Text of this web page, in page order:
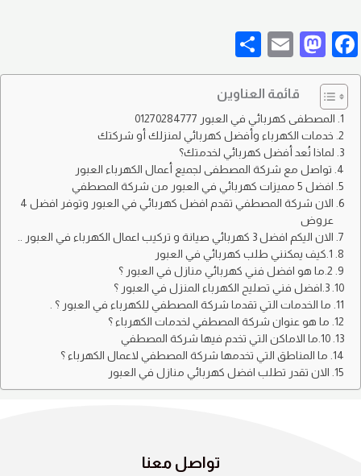
Facebook
Mastodon
Email
قائمة العناوين
المصطفى كهربائي في العبور 01270284777
خدمات الكهرباء وأفضل كهربائي لمنزلك أو شركتك
لماذا نُعد أفضل كهربائي لخدمتك؟
تواصل مع شركة المصطفى لجميع أعمال الكهرباء العبور
افضل 5 مميزات كهربائي في العبور من شركة المصطفي
الان شركة المصطفي تقدم افضل كهربائي في العبور وتوفر افضل 4
عروض
الان اليكم افضل 3 كهربائي صيانة و تركيب اعمال الكهرباء في العبور ..
1.كيف يمكنني طلب كهربائي في العبور
2.ما هو افضل فني كهربائي منازل في العبور ؟
3.افضل فني تصليح الكهرباء المنزل في العبور ؟
ما الخدمات التي تقدما شركة المصطفي للكهرباء في العبور ؟ .
ما هو عنوان شركة المصطفي لخدمات الكهرباء ؟
10.ما الاماكن التي تخدم فيها شركة المصطفي
ما المناطق التي تخدمها شركة المصطفي لاعمال الكهرباء ؟
الان تقدر تطلب افضل كهربائي منازل في العبور
تواصل معنا